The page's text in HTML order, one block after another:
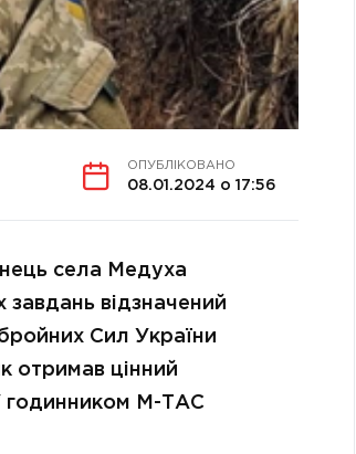
ОПУБЛІКОВАНО
08.01.2024 о 17:56
села Медуха
відзначений
Сил України
отримав цінний
годинником М-ТАС